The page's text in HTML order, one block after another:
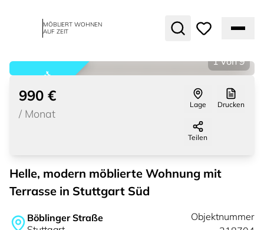
MÖBLIERT WOHNEN
AUF ZEIT
vermietet
1 von 9
990 €
/ Monat
Lage Drucken
Teilen
Helle, modern möblierte Wohnung mit
Terrasse in Stuttgart Süd
Böblinger Straße
Objektnummer